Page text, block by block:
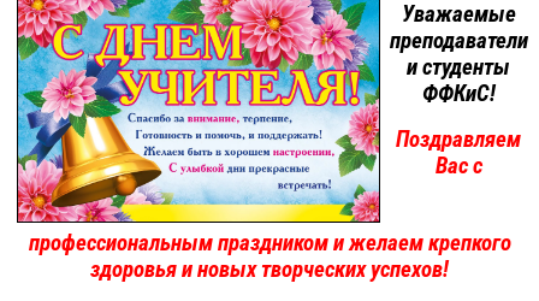
Уважаемые
преподаватели
и студенты
ФФКиС!
Поздравляем
Вас с
профессиональным праздником и желаем крепкого
здоровья и новых творческих успехов!